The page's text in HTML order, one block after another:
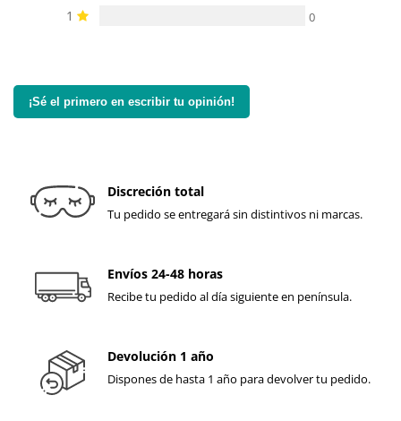
1 0
¡Sé el primero en escribir tu opinión!
Discreción total
Tu pedido se entregará sin distintivos ni marcas.
Envíos 24-48 horas
Recibe tu pedido al día siguiente en península.
Devolución 1 año
Dispones de hasta 1 año para devolver tu pedido.